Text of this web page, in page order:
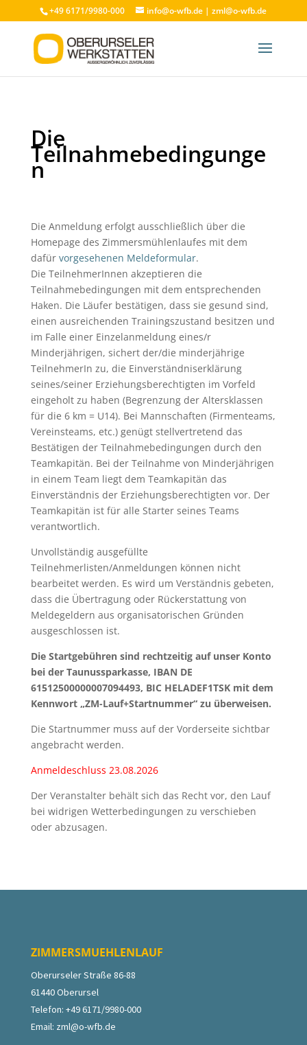
+49 6171/9980-000 info@o-wfb.de |zml@o-wfb.de
Die
Teilnahmebedingunge
n
Die Anmeldung erfolgt ausschließlich über die
Homepage des Zimmersmühlenlaufes mit dem
dafür vorgesehenen Meldeformular.
Die TeilnehmerInnen akzeptieren die
Teilnahmebedingungen mit dem entsprechenden
Haken. Die Läufer bestätigen, dass sie gesund sind,
einen ausreichenden Trainingszustand besitzen und
im Falle einer Einzelanmeldung eines/r
Minderjährigen, sichert der/die minderjährige
TeilnehmerIn zu, die Einverständniserklärung
seines/seiner Erziehungsberechtigten im Vorfeld
eingeholt zu haben (Begrenzung der Altersklassen
für die 6 km = U14). Bei Mannschaften (Firmenteams,
Vereinsteams, etc.) genügt stellvertretend das
Bestätigen der Teilnahmebedingungen durch den
Teamkapitän. Bei der Teilnahme von Minderjährigen
in einem Team liegt dem Teamkapitän das
Einverständnis der Erziehungsberechtigten vor. Der
Teamkapitän ist für alle Starter seines Teams
verantwortlich.
Unvollständig ausgefüllte
Teilnehmerlisten/Anmeldungen können nicht
bearbeitet werden. Es wird um Verständnis gebeten,
dass die Übertragung oder Rückerstattung von
Meldegeldern aus organisatorischen Gründen
ausgeschlossen ist.
Die Startgebühren sind rechtzeitig auf unser Konto
bei der Taunussparkasse, IBAN DE
61512500000007094493, BIC HELADEF1TSK mit dem
Kennwort „ZM-Lauf+Startnummer“ zu überweisen.
Die Startnummer muss auf der Vorderseite sichtbar
angebracht werden.
Anmeldeschluss 23.08.2026
Der Veranstalter behält sich das Recht vor, den Lauf
bei widrigen Wetterbedingungen zu verschieben
oder abzusagen.
ZIMMERSMUEHLENLAUF
Oberurseler Straße 86-88
61440 Oberursel
Telefon: +49 6171/9980-000
Email: zml@o-wfb.de